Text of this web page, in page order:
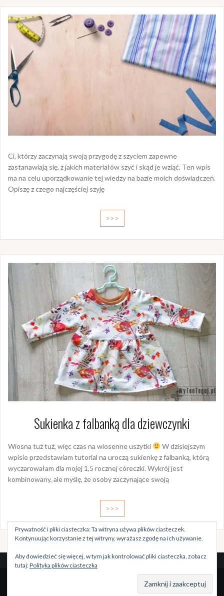
Ci, którzy zaczynają swoją przygodę z szyciem zapewne
zastanawiają się, z jakich materiałów szyć i skąd je wziąć. Ten wpis
ma na celu uporządkowanie tej wiedzy na bazie moich doświadczeń.
Opiszę z czego najczęściej szyję
>>>
Sukienka z falbanką dla dziewczynki
Wiosna tuż tuż, więc czas na wiosenne uszytki
W dzisiejszym
wpisie przedstawiam tutorial na uroczą sukienkę z falbanką, którą
wyczarowałam dla mojej 1,5 rocznej córeczki. Wykrój jest
kombinowany, ale myślę, że osoby zaczynające swoją
>>>
Szablon: Oriaby
Prywatność i pliki ciasteczka: Ta witryna używa plików ciasteczek.
Kontynuując korzystanie z tej witryny, wyrażasz zgodę na ich używanie.
Aby dowiedzieć się więcej, w tym jak kontrolować pliki ciasteczka, zobacz
tutaj:Polityka plików ciasteczka